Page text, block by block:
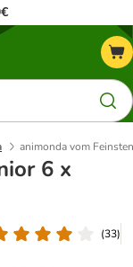
animonda vom
6 x
(33)